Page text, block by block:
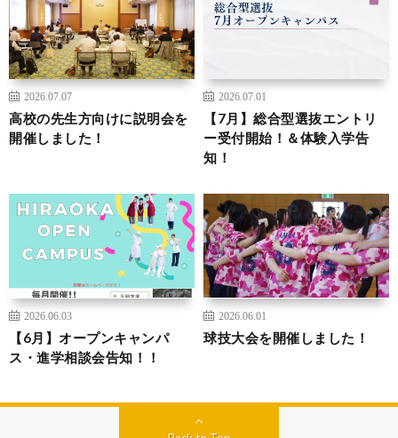
2026.07.07
高校の先生方向けに説明会を
開催しました！
2026.07.01
【7月】総合型選抜エントリ
ー受付開始！＆体験入学告
知！
2026.06.03
【6月】オープンキャンパ
ス・進学相談会告知！！
2026.06.01
球技大会を開催しました！